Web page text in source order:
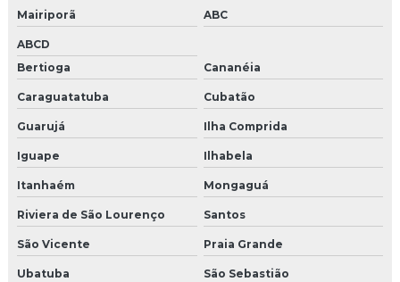
Agencia de criação
Agencia de eventos em campinas
Empresa de criação de publicidade
Empresas cenografia em campinas
Agência de eventos experiência
Agência de produção de eventos
Mairiporã ABC
ABCD
Bertioga
Cananéia
Caraguatatuba Cubatão
Guarujá Ilha Comprida
Iguape Ilhabela
Itanhaém Mongaguá
Riviera de São Lourenço Santos
São Vicente Praia Grande
Ubatuba São Sebastião